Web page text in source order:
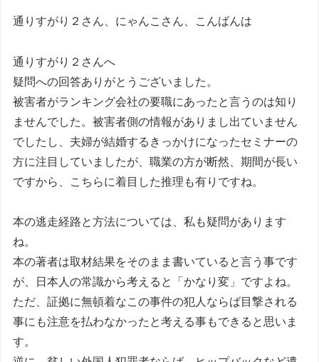
通りすがり２さん、にゃんこさん、こんばんは
通りすがり２さんへ
疑問への回答ありがとうございました。
被害者がランキング会社の要職にあったと言うのは知り
ませんでした。被害者側の情報がありまし出ていません
でしたし、夫婦が結婚するきっかけになったセミナーの
方に注目していましたが、職業の方が断然、期間が長い
ですから、こちらに着目した推理も有りですね。
本の逃走経路と方法については、私も疑問があります
ね。
本の著者は取材結果をそのまま書いていると言う事です
が、日本人の常識から考えると「かなり変」ですよね。
ただ、証拠に無頓着なこの事件の犯人ならば目撃される
事にも注意を払わなかったと考える事もできると思いま
す。